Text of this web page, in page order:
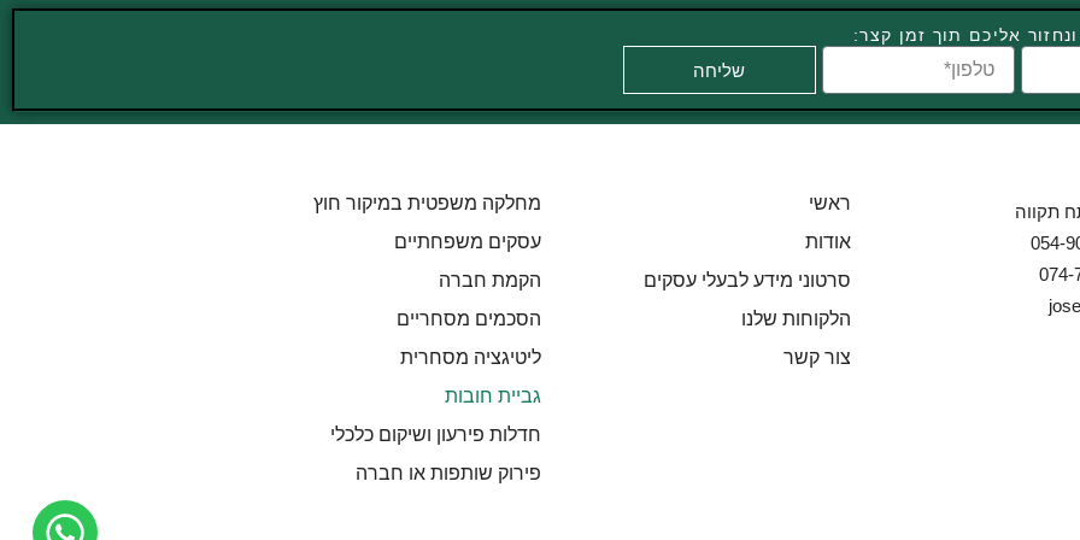
אליכם תוך זמן קצר:
טלפון
שליחה
תקווה
ראשי
אודות
סרטוני מידע לבעלי עסקים
הלקוחות שלנו
צור קשר
מחלקה משפטית במיקור חוץ
עסקים משפחתיים
הקמת חברה
הסכמים מסחריים
ליטיגציה מסחרית
גביית חובות
חדלות פירעון ושיקום כלכלי
פירוק שותפות או חברה